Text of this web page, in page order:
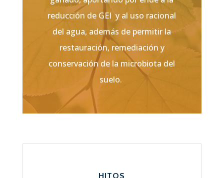
reducción de GEI y al uso racional
del agua, además de permitir la
restauración, remediación y
conservación de la microbiota del
suelo.
HITOS